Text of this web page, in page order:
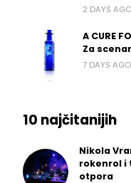
2 DAYS AGO
A CURE
Za
7 DAYS AGO
10 najčitanijih
Nikola
rokenrol i
otpora